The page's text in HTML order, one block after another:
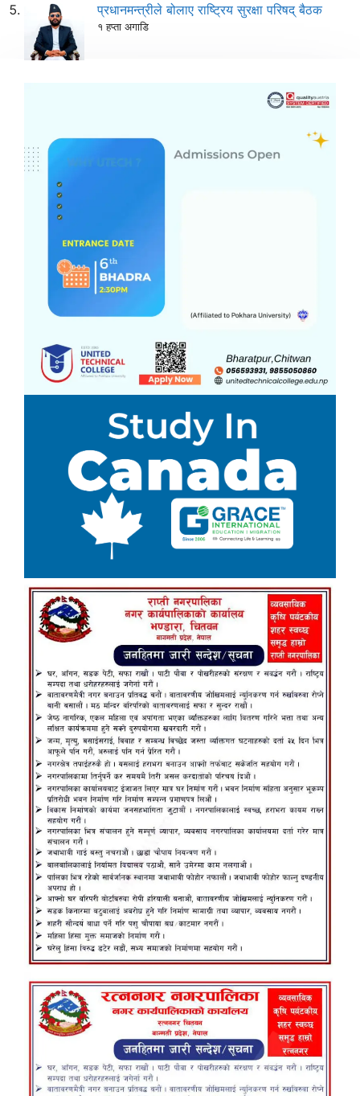
प्रधानमन्त्रीले बोलाए राष्ट्रिय सुरक्षा परिषद् बैठक
१ हप्ता अगाडि